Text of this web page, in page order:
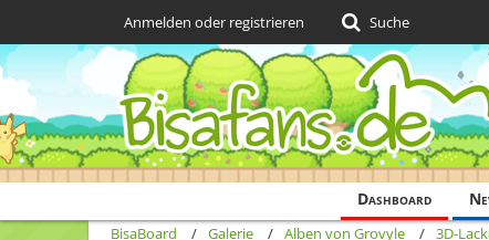
Dashboard
Anmelden oder registrieren Suche
BisaBoard Galerie Alben von Grovyle 3D-